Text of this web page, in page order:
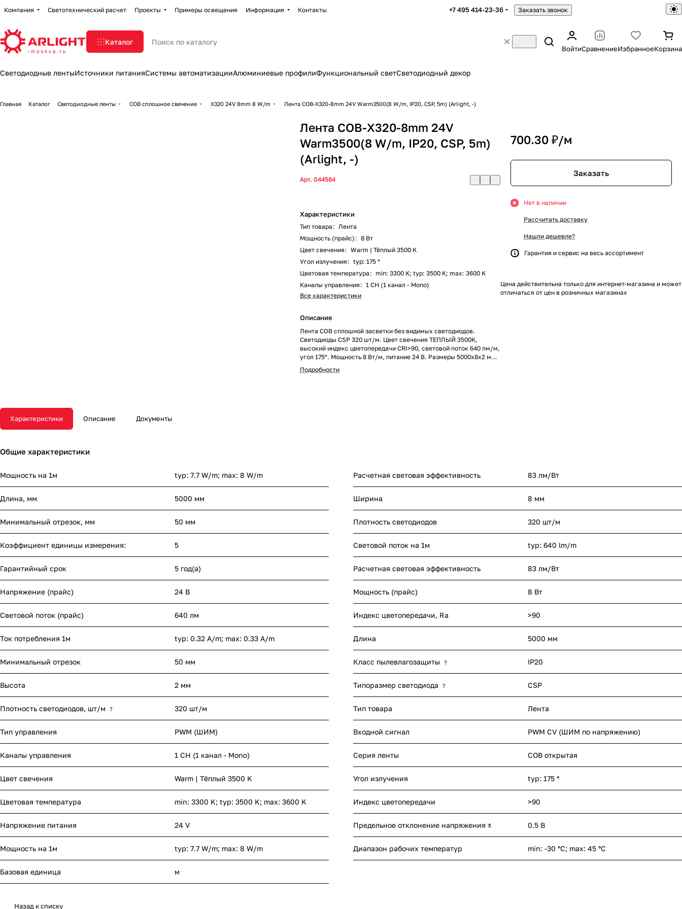
Компания Светотехнический расчет Проекты Примеры освещения Информация Контакты +7 495 414-23-36 Заказать звонок
Каталог
ВойтиСравнениеИзбранноеКорзина
Светодиодные лентыИсточники питанияСистемы автоматизацииАлюминиевые профилиФункциональный светСветодиодный декор
Главная Каталог Светодиодные ленты COB сплошное свечение X320 24V 8mm 8 W/m Лента COB-X320-8mm 24V Warm3500(8 W/m, IP20, CSP, 5m) (Arlight, -)
Лента COB-X320-8mm 24V
Warm3500(8 W/m, IP20, CSP, 5m)
(Arlight, -)
Арт.044584
Характеристики
Тип товара : Лента
Мощность (прайс) : 8 Вт
Цвет свечения : Warm | Тёплый 3500 K
Угол излучения : typ: 175 °
Цветовая температура : min: 3300 K; typ: 3500 K; max: 3600 K
Каналы управления : 1 CH (1 канал - Mono)
Все характеристики
Описание
Лента COB сплошной засветки без видимых светодиодов.
Светодиоды CSP 320 шт/м. Цвет свечения ТЕПЛЫЙ 3500K,
высокий индекс цветопередачи CRI>90, световой поток 640 лм/м,
угол 175°. Мощность 8 Вт/м, питание 24 В. Размеры 5000х8х2 мм.
Мин.отрезок 50 мм. Скотч 3М для установки. Пакет 5м. Цена за
1м. Гарантия 3 года. Обязательна установка на профиль.
Подробности
700.30 ₽/м
Заказать
Нет в наличии
Рассчитать доставку
Нашли дешевле?
Гарантия и сервис на весь ассортимент
Цена действительна только для интернет-магазина и может
отличаться от цен в розничных магазинах
Характеристики Описание Документы
Общие характеристики
Мощность на 1м typ: 7.7 W/m; max: 8 W/m Расчетная световая эффективность 83 лм/Вт
Длина, мм 5000 мм Ширина 8 мм
Минимальный отрезок, мм 50 мм Плотность светодиодов 320 шт/м
Коэффициент единицы измерения: 5 Световой поток на 1м typ: 640 lm/m
Гарантийный срок 5 год(а) Расчетная световая эффективность 83 лм/Вт
Напряжение (прайс) 24 В Мощность (прайс) 8 Вт
Световой поток (прайс) 640 лм Индекс цветопередачи, Ra >90
Ток потребления 1м typ: 0.32 A/m; max: 0.33 A/m Длина 5000 мм
Минимальный отрезок 50 мм Класс пылевлагозащиты ? IP20
Высота 2 мм Типоразмер светодиода ? CSP
Плотность светодиодов, шт/м ? 320 шт/м Тип товара Лента
Тип управления PWM (ШИМ) Входной сигнал PWM СV (ШИМ по напряжению)
Каналы управления 1 CH (1 канал - Mono) Серия ленты COB открытая
Цвет свечения Warm | Тёплый 3500 K Угол излучения typ: 175 °
Цветовая температура min: 3300 K; typ: 3500 K; max: 3600 K Индекс цветопередачи >90
Напряжение питания 24 V Предельное отклонение напряжения ± 0.5 В
Мощность на 1м typ: 7.7 W/m; max: 8 W/m Диапазон рабочих температур min: -30 °C; max: 45 °C
Базовая единица м
Назад к списку